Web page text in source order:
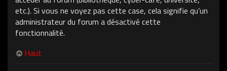
etc.). Si vous ne voyez pas cette case, cela signifie qu’un
administrateur du forum a désactivé cette
fonctionnalité.
Haut